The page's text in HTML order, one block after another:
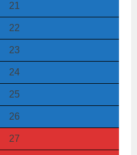
21
22
23
24
25
26
27